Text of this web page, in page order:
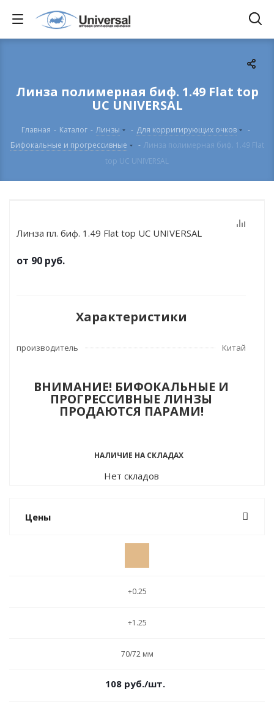
Линза полимерная биф. 1.49 Flat top
UC UNIVERSAL
Главная - Каталог - Линзы - Для корригирующих очков
-
Бифокальные и прогрессивные
- Линза полимерная биф. 1.49 Flat
top UC UNIVERSAL
Линза пл. биф. 1.49 Flat top UC UNIVERSAL
от 90 руб.
Характеристики
производитель Китай
ВНИМАНИЕ! БИФОКАЛЬНЫЕ И
ПРОГРЕССИВНЫЕ ЛИНЗЫ
ПРОДАЮТСЯ ПАРАМИ!
НАЛИЧИЕ НА СКЛАДАХ
Нет складов
Цены
+0.25
+1.25
70/72 мм
108руб./шт.